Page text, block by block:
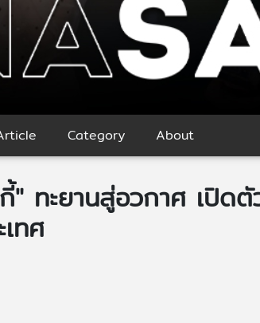
Category About
ทะยานสู่อวกาศ เปิด
ทศ